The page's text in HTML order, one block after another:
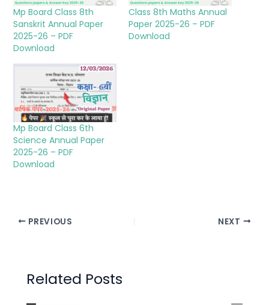
Mp Board Class 8th
Sanskrit Annual Paper
2025-26 – PDF
Download
Class 8th Maths Annual
Paper 2025-26 – PDF
Download
Mp Board Class 6th
Science Annual Paper
2025-26 – PDF
Download
PREVIOUS NEXT
Related Posts